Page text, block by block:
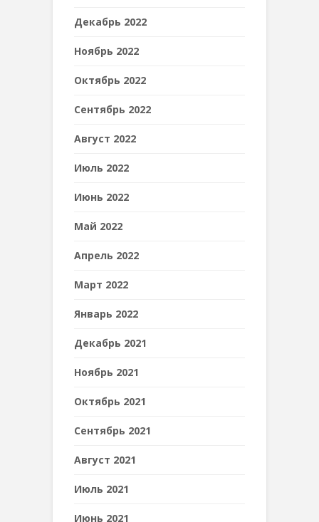
Декабрь 2022
Ноябрь 2022
Октябрь 2022
Сентябрь 2022
Август 2022
Июль 2022
Июнь 2022
Май 2022
Апрель 2022
Март 2022
Январь 2022
Декабрь 2021
Ноябрь 2021
Октябрь 2021
Сентябрь 2021
Август 2021
Июль 2021
Июнь 2021